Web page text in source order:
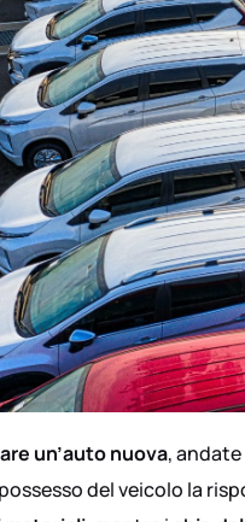
un’auto nuova,
del veicolo la